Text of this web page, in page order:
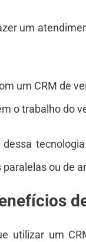
um
um CRM de
o trabalho do
ou de
utilizar um